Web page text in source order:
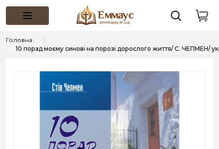
Головна
10 порад моєму синові на порозі дорослого життя/ С. ЧЕПМЕН/